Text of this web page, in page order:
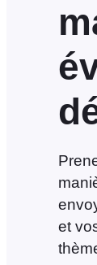
et